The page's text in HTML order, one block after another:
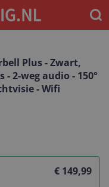
Plus - Zwart,
2-weg audio - 150°
- Wifi
€ 149,99